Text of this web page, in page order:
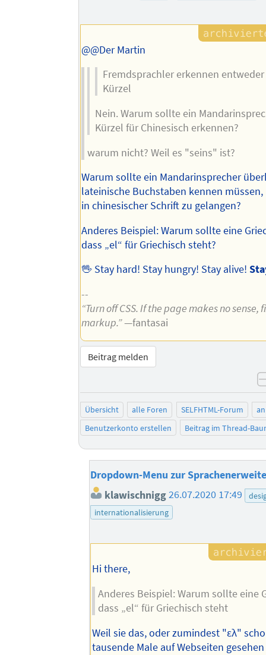
@@Der Martin
Fremdsprachler erkennen
Kürzel
Nein. Warum sollte ein
Kürzel für Chinesisch erkennen?
warum nicht? Weil es "seins" ist?
Warum sollte ein Mandarinsprecher
lateinische Buchstaben kennen
in chinesischer Schrift zu gelangen?
Anderes Beispiel: Warum sollte eine
dass „el“ für Griechisch steht?
🖖 Stay hard! Stay hungry! Stay alive!
--
“Turn off CSS. If the page makes no sense,
markup.”—fantasai
Beitrag melden
Übersicht alle Foren SELFHTML-Forum
Benutzerkonto erstellen
Beitrag im Thread-
Dropdown-Menu zur
klawischnigg26.07.2020 17:49
internationalisierung
Hi there,
Anderes Beispiel: Warum sollte eine
dass „el“ für Griechisch steht
Weil sie das, oder zumindest "ελ"
tausende Male auf Webseiten